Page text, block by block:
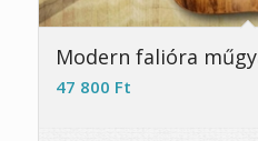
Modern falióra
47 800 Ft